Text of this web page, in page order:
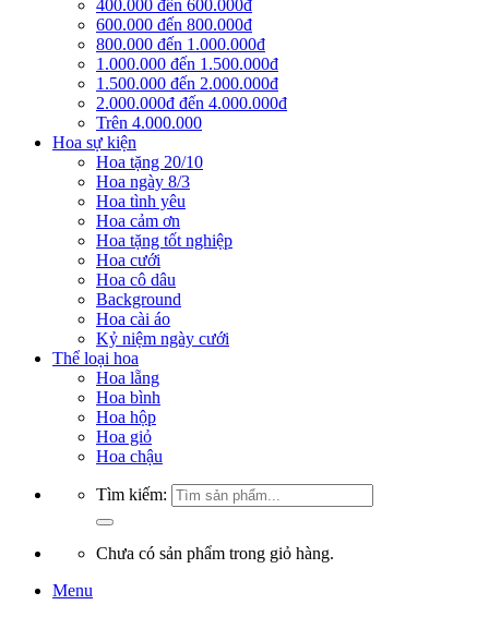
400.000 đến 600.000đ
600.000 đến 800.000đ
800.000 đến 1.000.000đ
1.000.000 đến 1.500.000đ
1.500.000 đến 2.000.000đ
2.000.000đ đến 4.000.000đ
Trên 4.000.000
Hoa sự kiện
Hoa tặng 20/10
Hoa ngày 8/3
Hoa tình yêu
Hoa cảm ơn
Hoa tặng tốt nghiệp
Hoa cưới
Hoa cô dâu
Background
Hoa cài áo
Kỷ niệm ngày cưới
Thể loại hoa
Hoa lẵng
Hoa bình
Hoa hộp
Hoa giỏ
Hoa chậu
Tìm kiếm:
Chưa có sản phẩm trong giỏ hàng.
Menu